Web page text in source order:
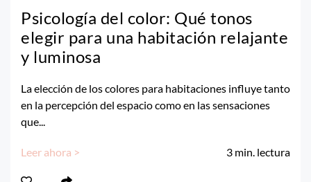
Psicología del color: Qué tonos
elegir para una habitación relajante
y luminosa
La elección de los colores para habitaciones influye tanto
en la percepción del espacio como en las sensaciones
que...
Leer ahora > 3 min. lectura